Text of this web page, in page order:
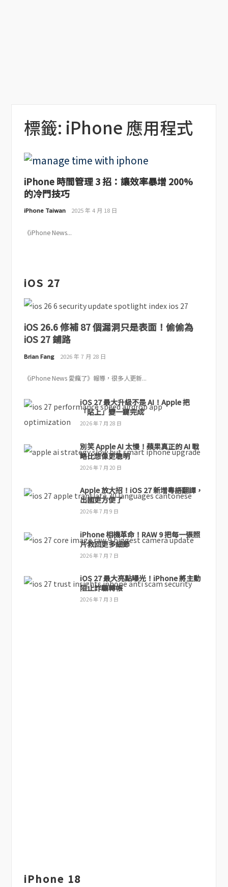
標籤: iPhone 應用程式
iPhone 時間管理 3 招：讓效率暴增 200%
的冷門技巧
iPhone Taiwan 2025 年 4 月 18 日
《iPhone News...
iOS 27
iOS 26.6 修補 87 個漏洞只是表面！偷偷為
iOS 27 鋪路
Brian Fang 2026 年 7 月 28 日
《iPhone News 愛瘋了》報導，很多人更新...
iOS 27 最大升級不是 AI！Apple 把
「貼上」變一鍵完成
2026 年 7 月 28 日
別笑 Apple AI 太慢！蘋果真正的 AI 戰
略比想像更聰明
2026 年 7 月 20 日
Apple 放大招！iOS 27 新增粵語翻譯，
出國更方便了
2026 年 7 月 9 日
iPhone 相機革命！RAW 9 把每一張照
片救回更多細節
2026 年 7 月 7 日
iOS 27 最大亮點曝光！iPhone 將主動
阻止詐騙轉帳
2026 年 7 月 3 日
iPhone 18